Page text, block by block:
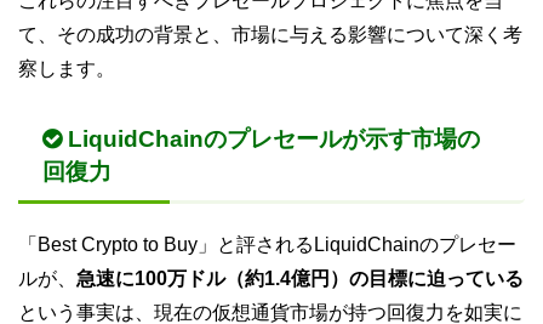
て、その成功の背景と、市場に与える影響について深く考
察します。
LiquidChainのプレセールが示す市場の
回復力
「Best Crypto to Buy」と評されるLiquidChainのプレセー
ルが、 急速に100万ドル（約1.4億円）の目標に迫っている
という事実は、現在の仮想通貨市場が持つ回復力を如実に